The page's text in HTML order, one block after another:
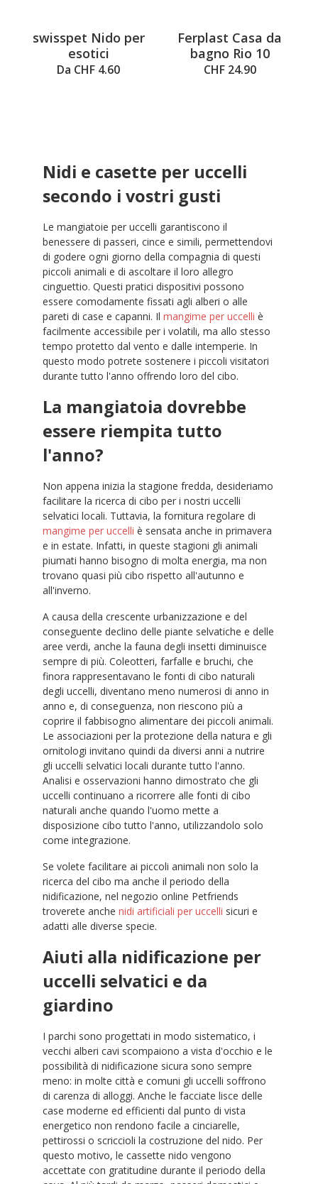
swisspet Nido per
esotici
Da CHF 4.60
Ferplast Casa da
bagno Rio 10
CHF 24.90
Nidi e casette per uccelli
secondo i vostri gusti
Le mangiatoie per uccelli garantiscono il
benessere di passeri, cince e simili, permettendovi
di godere ogni giorno della compagnia di questi
piccoli animali e di ascoltare il loro allegro
cinguettio. Questi pratici dispositivi possono
essere comodamente fissati agli alberi o alle
pareti di case e capanni. Il mangime per uccelli è
facilmente accessibile per i volatili, ma allo stesso
tempo protetto dal vento e dalle intemperie. In
questo modo potrete sostenere i piccoli visitatori
durante tutto l'anno offrendo loro del cibo.
La mangiatoia dovrebbe
essere riempita tutto
l'anno?
Non appena inizia la stagione fredda, desideriamo
facilitare la ricerca di cibo per i nostri uccelli
selvatici locali. Tuttavia, la fornitura regolare di
mangime per uccelli è sensata anche in primavera
e in estate. Infatti, in queste stagioni gli animali
piumati hanno bisogno di molta energia, ma non
trovano quasi più cibo rispetto all'autunno e
all'inverno.
A causa della crescente urbanizzazione e del
conseguente declino delle piante selvatiche e delle
aree verdi, anche la fauna degli insetti diminuisce
sempre di più. Coleotteri, farfalle e bruchi, che
finora rappresentavano le fonti di cibo naturali
degli uccelli, diventano meno numerosi di anno in
anno e, di conseguenza, non riescono più a
coprire il fabbisogno alimentare dei piccoli animali.
Le associazioni per la protezione della natura e gli
ornitologi invitano quindi da diversi anni a nutrire
gli uccelli selvatici locali durante tutto l'anno.
Analisi e osservazioni hanno dimostrato che gli
uccelli continuano a ricorrere alle fonti di cibo
naturali anche quando l'uomo mette a
disposizione cibo tutto l'anno, utilizzandolo solo
come integrazione.
Se volete facilitare ai piccoli animali non solo la
ricerca del cibo ma anche il periodo della
nidificazione, nel negozio online Petfriends
troverete anche nidi artificiali per uccelli sicuri e
adatti alle diverse specie.
Aiuti alla nidificazione per
uccelli selvatici e da
giardino
I parchi sono progettati in modo sistematico, i
vecchi alberi cavi scompaiono a vista d'occhio e le
possibilità di nidificazione sicura sono sempre
meno: in molte città e comuni gli uccelli soffrono
di carenza di alloggi. Anche le facciate lisce delle
case moderne ed efficienti dal punto di vista
energetico non rendono facile a cinciarelle,
pettirossi o scriccioli la costruzione del nido. Per
questo motivo, le cassette nido vengono
accettate con gratitudine durante il periodo della